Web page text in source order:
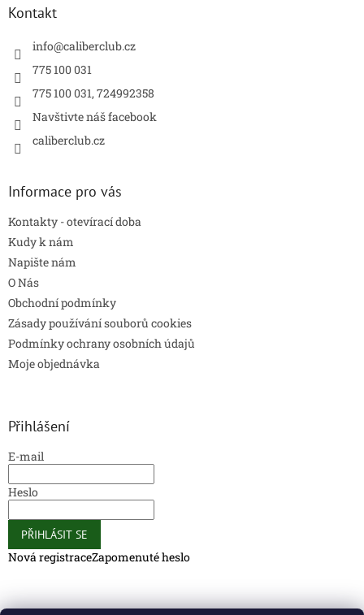
Kontakt
info@caliberclub.cz
775 100 031
775 100 031, 724992358
Navštivte náš facebook
caliberclub.cz
Informace pro vás
Kontakty - otevírací doba
Kudy k nám
Napište nám
O Nás
Obchodní podmínky
Zásady používání souborů cookies
Podmínky ochrany osobních údajů
Moje objednávka
Přihlášení
E-mail
Heslo
PŘIHLÁSIT SE
Nová registraceZapomenuté heslo